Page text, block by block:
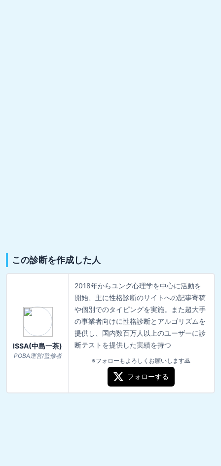
この診断を作成した人
ISSA(中島一茶)
POBA運営/監修者
2018年からユング心理学を中心に活動を
開始、主に性格診断のサイトへの記事寄稿
や個別でのタイピングを実施。また超大手
の事業者向けに性格診断とアルゴリズムを
提供し、国内数百万人以上のユーザーに診
断テストを提供した実績を持つ
※フォローもよろしくお願いします🙇
フォローする